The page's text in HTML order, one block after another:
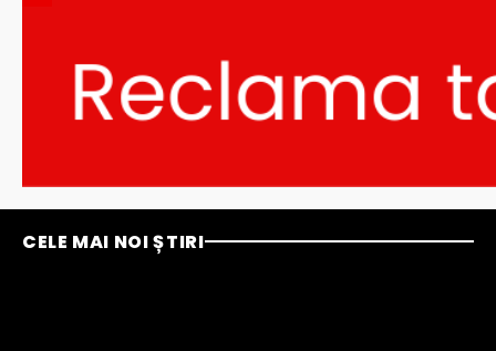
CELE MAI NOI ȘTIRI